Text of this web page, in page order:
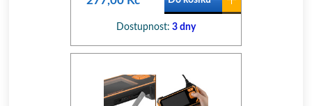
Dostupnost: 3 dny